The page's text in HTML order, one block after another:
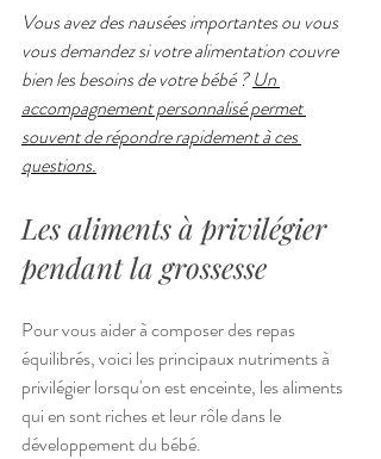
Vous avez des nausées importantes ou vous
vous demandez si votre alimentation couvre
bien les besoins de votre bébé ? Un
accompagnement personnalisé permet
souvent de répondre rapidement à ces
questions.
Les aliments à privilégier
pendant la grossesse
Pour vous aider à composer des repas
équilibrés, voici les principaux nutriments à
privilégier lorsqu'on est enceinte, les aliments
qui en sont riches et leur rôle dans le
développement du bébé.